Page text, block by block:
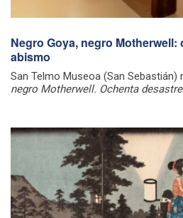
Negro Goya, negro
abismo
San Telmo Museoa (San Sebastián)
negro Motherwell. Ochenta